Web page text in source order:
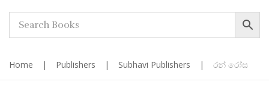
Home | Publishers | Subhavi Publishers | රන් රෝස